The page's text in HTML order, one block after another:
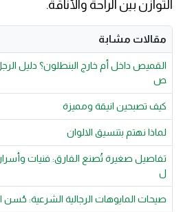
التوازن بين الراحة والأناقة.
مقالات مشابة
القميص داخل أم خارج البنطلون؟ دليل
ص
كيف تصبحين انيقة ومميزة
لماذا نهتم بتنسيق الالوان
تفاصيل صغيرة تُصنع الفارق: فنيات وأسرار
ل
صيحات المايوهات الرجالية الشرعية: